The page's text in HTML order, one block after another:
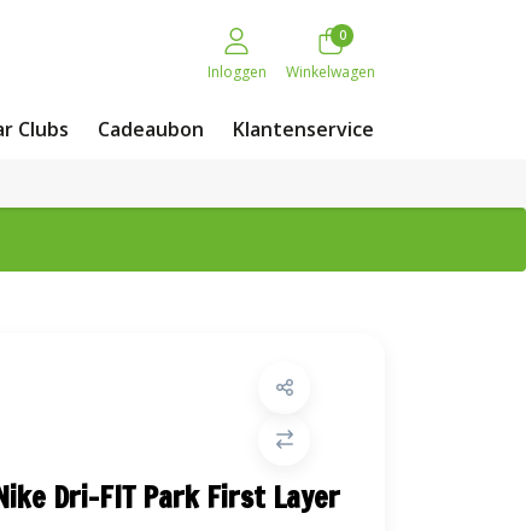
Inloggen
0
Winkelwagen
Clubs Cadeaubon Klantenservice
Dri-FIT Park First Layer